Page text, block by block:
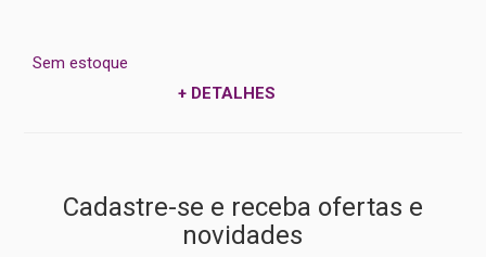
Sem estoque
+ DETALHES
Cadastre-se e receba ofertas e
novidades